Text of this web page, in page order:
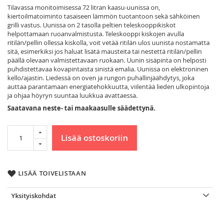
Tilavassa monitoimisessa 72 litran kaasu-uunissa on,
kiertoilmatoiminto tasaiseen lämmön tuotantoon sekä sähköinen
grilli vastus. Uunissa on 2 tasolla peltien teleskooppikiskot
helpottamaan ruoanvalmistusta. Teleskooppi kiskojen avulla
ritilän/pellin ollessa kiskolla, voit vetää ritilän ulos uunista nostamatta
sitä, esimerkiksi jos haluat lisätä mausteita tai nestettä ritilän/pellin
päällä olevaan valmistettavaan ruokaan. Uunin sisäpinta on helposti
puhdistettavaa kovapintaista sinistä emalia. Uunissa on elektroninen
kello/ajastin. Liedessä on oven ja rungon puhallinjäähdytys, joka
auttaa parantamaan energiatehokkuutta, viilentää lieden ulkopintoja
ja ohjaa höyryn suuntaa luukkua avattaessa.
Saatavana neste- tai maakaasulle säädettynä.
Lisää ostoskoriin
LISÄÄ TOIVELISTAAN
Yksityiskohdat